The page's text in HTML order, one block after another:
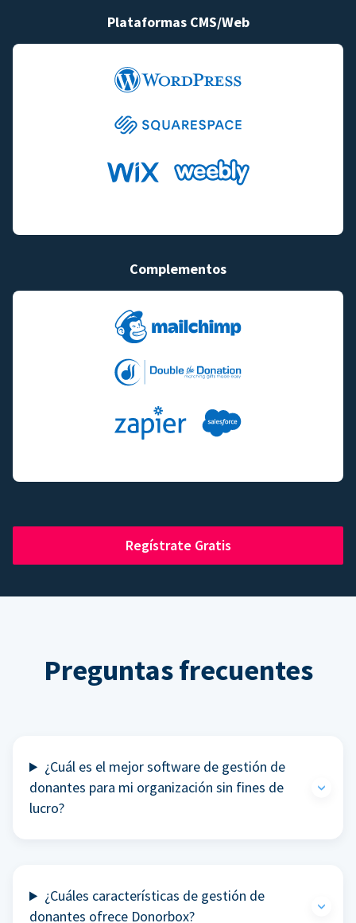
Plataformas CMS/Web
Complementos
Regístrate Gratis
Preguntas frecuentes
¿Cuál es el mejor software de gestión de
donantes para mi organización sin fines de
lucro?
¿Cuáles características de gestión de
donantes ofrece Donorbox?